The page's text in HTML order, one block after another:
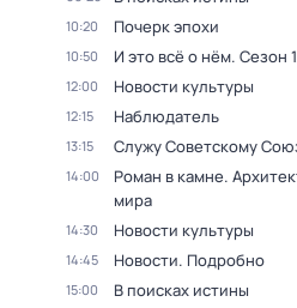
10:20 Почерк эпохи
10:50 И это всё о нём. Сезон 1
12:00 Новости культуры
12:15 Наблюдатель
13:15 Служу Советскому
14:00
Роман в камне.
мира
14:30 Новости культуры
14:45 Новости. Подробно
15:00 В поисках истины